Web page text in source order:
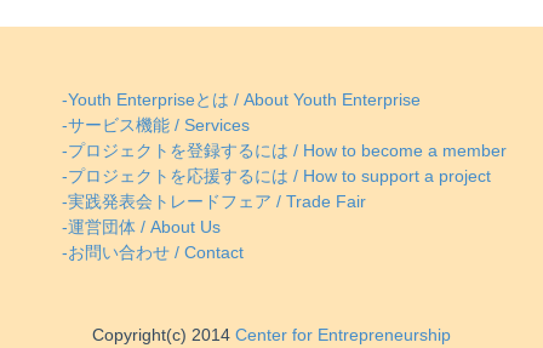
-Youth Enterpriseとは / About Youth Enterprise
-サービス機能 / Services
-プロジェクトを登録するには / How to become a member
-プロジェクトを応援するには / How to support a project
-実践発表会トレードフェア / Trade Fair
-運営団体 / About Us
-お問い合わせ / Contact
Copyright(c) 2014 Center for Entrepreneurship